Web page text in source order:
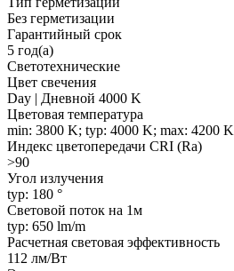
Без герметизации
Гарантийный срок
5 год(а)
Светотехнические
Цвет свечения
Day | Дневной 4000 K
Цветовая температура
min: 3800 K; typ: 4000 K; max: 4200 K
Индекс цветопередачи CRI (Ra)
>90
Угол излучения
typ: 180 °
Световой поток на 1м
typ: 650 lm/m
Расчетная световая эффективность
112 лм/Вт